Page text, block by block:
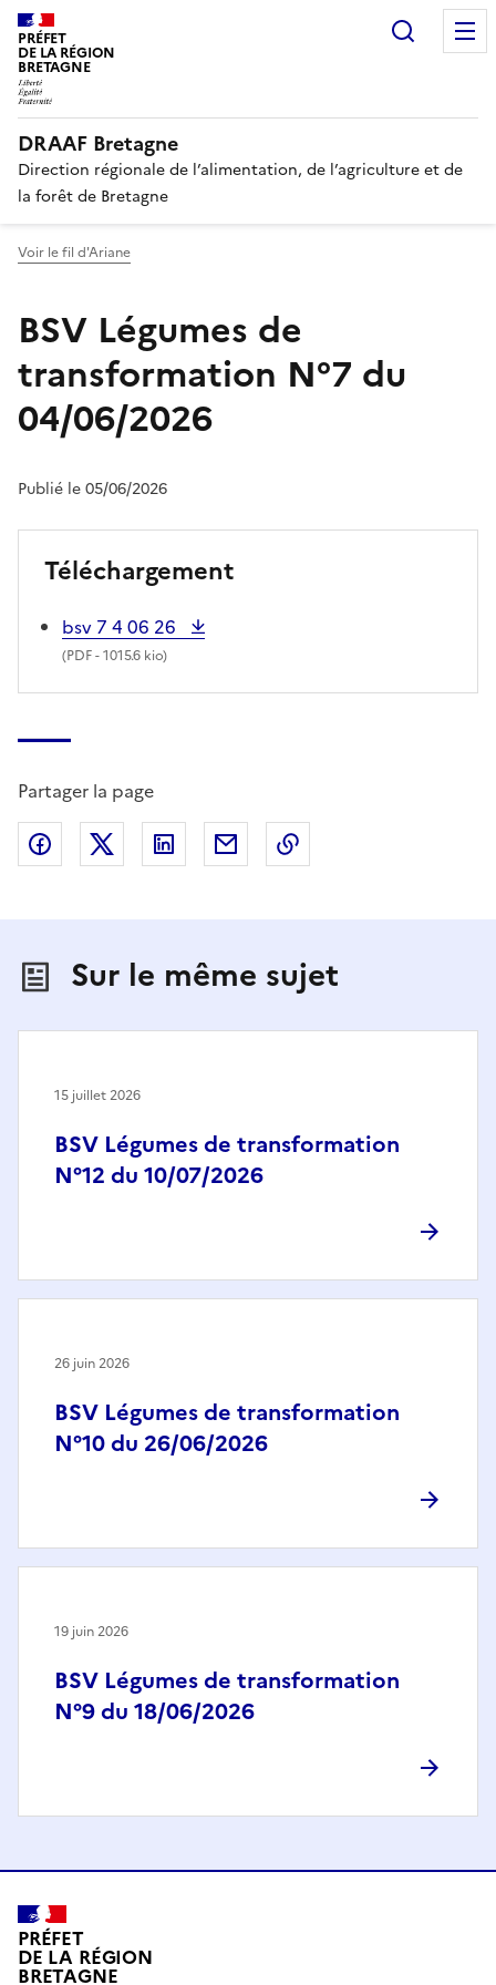
PRÉFET
DE LA RÉGION
BRETAGNE
DRAAF Bretagne
Direction régionale de l’alimentation, de l’agriculture et de
la forêt de Bretagne
Voir le fil d'Ariane
BSV Légumes de
transformation N°7 du
04/06/2026
Publié le 05/06/2026
Téléchargement
bsv 7 4 06 26
(PDF- 1015.6 kio)
Partager la page
Partager sur Facebook
Partager sur X (anciennement Twitter)
Partager sur LinkedIn
Partager par email
Sur le même sujet
BSV Légumes de transformation
N°12 du 10/07/2026
15 juillet 2026
BSV Légumes de transformation
N°10 du 26/06/2026
26 juin 2026
BSV Légumes de transformation
N°9 du 18/06/2026
19 juin 2026
PRÉFET
DE LA RÉGION
BRETAGNE